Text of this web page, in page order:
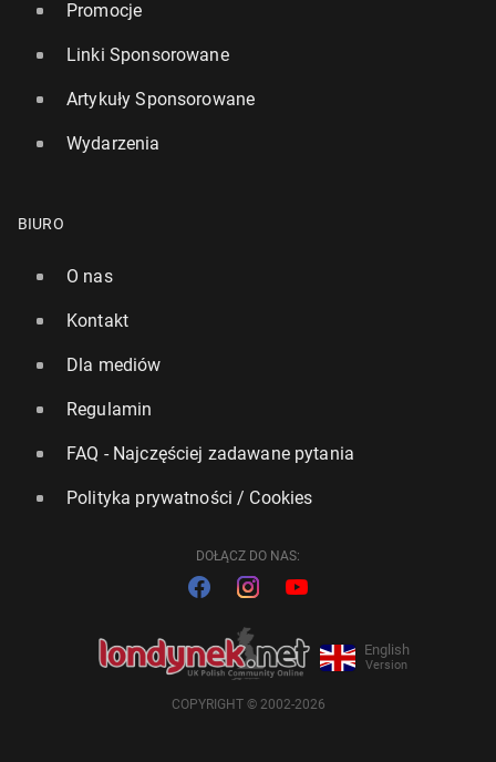
Promocje
Linki Sponsorowane
Artykuły Sponsorowane
Wydarzenia
BIURO
O nas
Kontakt
Dla mediów
Regulamin
FAQ - Najczęściej zadawane pytania
Polityka prywatności / Cookies
DOŁĄCZ DO NAS:
English
Version
COPYRIGHT © 2002-2026